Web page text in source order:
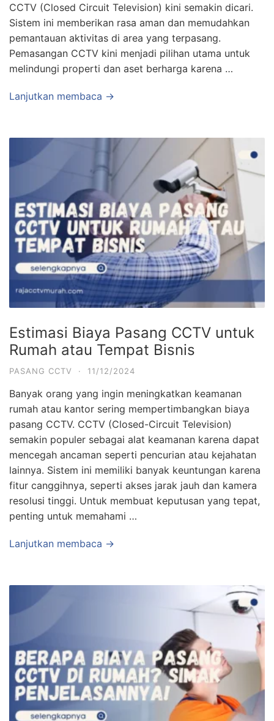
CCTV (Closed Circuit Television) kini semakin dicari.
Sistem ini memberikan rasa aman dan memudahkan
pemantauan aktivitas di area yang terpasang.
Pemasangan CCTV kini menjadi pilihan utama untuk
melindungi properti dan aset berharga karena …
Lanjutkan membaca →
Estimasi Biaya Pasang CCTV untuk
Rumah atau Tempat Bisnis
PASANG CCTV · 11/12/2024
Banyak orang yang ingin meningkatkan keamanan
rumah atau kantor sering mempertimbangkan biaya
pasang CCTV. CCTV (Closed-Circuit Television)
semakin populer sebagai alat keamanan karena dapat
mencegah ancaman seperti pencurian atau kejahatan
lainnya. Sistem ini memiliki banyak keuntungan karena
fitur canggihnya, seperti akses jarak jauh dan kamera
resolusi tinggi. Untuk membuat keputusan yang tepat,
penting untuk memahami …
Lanjutkan membaca →